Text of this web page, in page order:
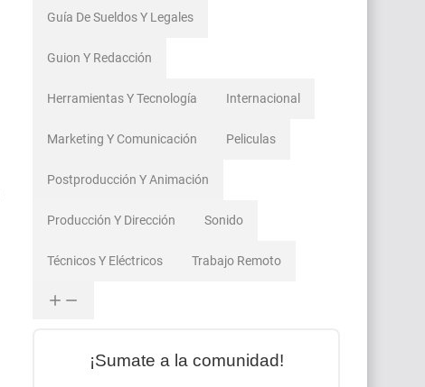
Guía De Sueldos Y Legales
Guion Y Redacción
Herramientas Y Tecnología Internacional
Marketing Y Comunicación Peliculas
Postproducción Y Animación
Producción Y Dirección Sonido
Técnicos Y Eléctricos Trabajo Remoto
¡Sumate a la comunidad!